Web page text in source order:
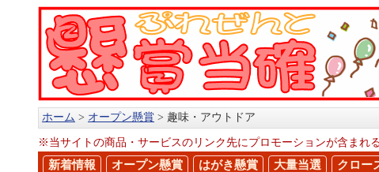
ホーム オープン懸賞 趣味・アウトドア
※当サイトの商品・サービスのリンク先にプロモーションが含まれ
新着情報 オープン懸賞 はがき懸賞 大量当選 クロー